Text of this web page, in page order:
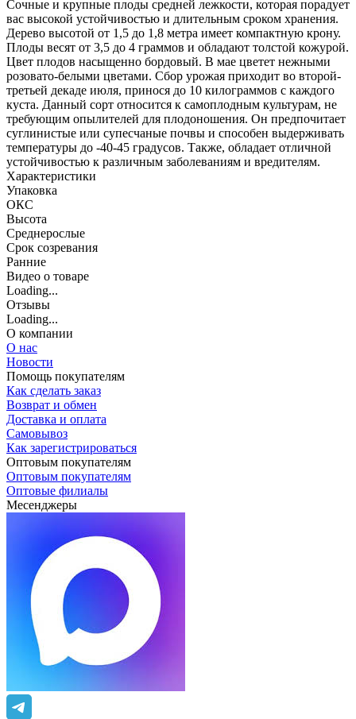
Сочные и крупные плоды средней лежкости, которая порадует
вас высокой устойчивостью и длительным сроком хранения.
Дерево высотой от 1,5 до 1,8 метра имеет компактную крону.
Плоды весят от 3,5 до 4 граммов и обладают толстой кожурой.
Цвет плодов насыщенно бордовый. В мае цветет нежными
розовато-белыми цветами. Сбор урожая приходит во второй-
третьей декаде июля, принося до 10 килограммов с каждого
куста. Данный сорт относится к самоплодным культурам, не
требующим опылителей для плодоношения. Он предпочитает
суглинистые или супесчаные почвы и способен выдерживать
температуры до -40-45 градусов. Также, обладает отличной
устойчивостью к различным заболеваниям и вредителям.
Характеристики
Упаковка
ОКС
Высота
Среднерослые
Срок созревания
Ранние
Видео о товаре
Loading...
Отзывы
Loading...
О компании
О нас
Новости
Помощь покупателям
Как сделать заказ
Возврат и обмен
Доставка и оплата
Самовывоз
Как зарегистрироваться
Оптовым покупателям
Оптовым покупателям
Оптовые филиалы
Месенджеры